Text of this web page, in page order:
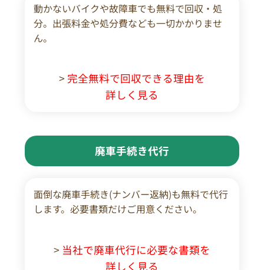
動かないバイクや故障車でも無料で回収・処
分。出張料金や処分費なども一切かかりませ
ん。
> 完全無料で回収できる理由を
詳しく見る
廃車手続き代行
面倒な廃車手続き(ナンバー返納)も無料で代行
します。必要書類だけご用意ください。
> 当社で廃車代行に必要な書類を
詳しく見る